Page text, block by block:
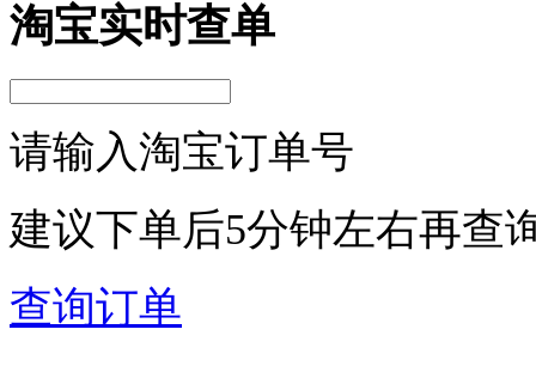
淘宝实时查单
请输入淘宝订单号
建议下单后5分钟左右再查
查询订单